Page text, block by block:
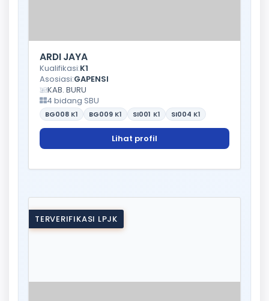
ARDI JAYA
Kualifikasi:K1
Asosiasi:GAPENSI
KAB. BURU
4 bidang SBU
BG008 K1 BG009 K1 SI001 K1 SI004 K1
Lihat profil
TERVERIFIKASI LPJK